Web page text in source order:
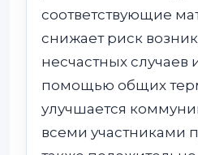
соответствующие
снижает риск
несчастных случаев
помощью общих
улучшается
всеми участниками